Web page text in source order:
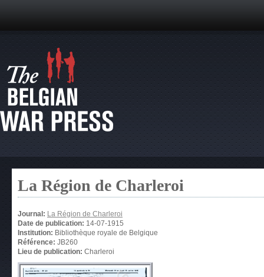
La Région de Charleroi
Journal: La Région de Charleroi
Date de publication: 14-07-1915
Institution: Bibliothèque royale de Belgique
Référence: JB260
Lieu de publication: Charleroi